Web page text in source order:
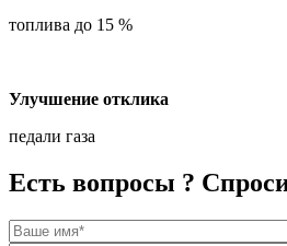
топлива до 15 %
Улучшение отклика
педали газа
Есть вопросы ?